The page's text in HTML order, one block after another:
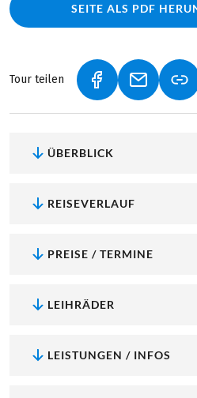
SEITE ALS PDF
Tour teilen (LINK ÖFFNET IN
(LINK
ÜBERBLICK
REISEVERLAUF
PREISE / TERMINE
LEIHRÄDER
LEISTUNGEN / INFOS